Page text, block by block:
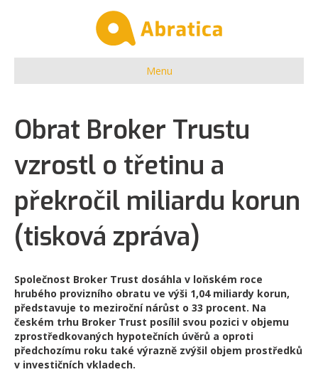
Menu
Obrat Broker Trustu
vzrostl o třetinu a
překročil miliardu korun
(tisková zpráva)
Společnost Broker Trust dosáhla v loňském roce
hrubého provizního obratu ve výši 1,04 miliardy korun,
představuje to meziroční nárůst o 33 procent. Na
českém trhu Broker Trust posílil svou pozici v objemu
zprostředkovaných hypotečních úvěrů a oproti
předchozímu roku také výrazně zvýšil objem prostředků
v investičních vkladech.